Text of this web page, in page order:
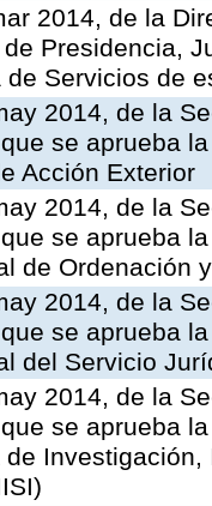
2014, de la
Presidencia,
Servicios de
2014, de la
se aprueba
Acción Exterior
2014, de la
se aprueba
de Ordenación
2014, de la
se aprueba
del Servicio
2014, de la
se aprueba